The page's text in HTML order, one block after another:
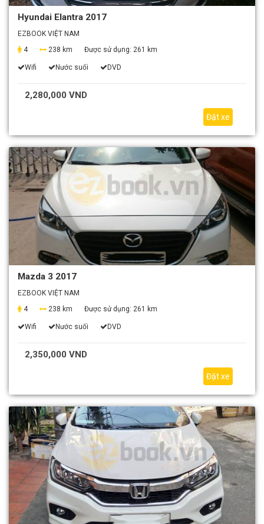
Hyundai Elantra 2017
EZBOOK VIỆT NAM
4
238 km Được sử dụng: 261 km
Wifi Nước suối DVD
2,280,000 VND
Đặt xe
Mazda 3 2017
EZBOOK VIỆT NAM
4
238 km Được sử dụng: 261 km
Wifi Nước suối DVD
2,350,000 VND
Đặt xe